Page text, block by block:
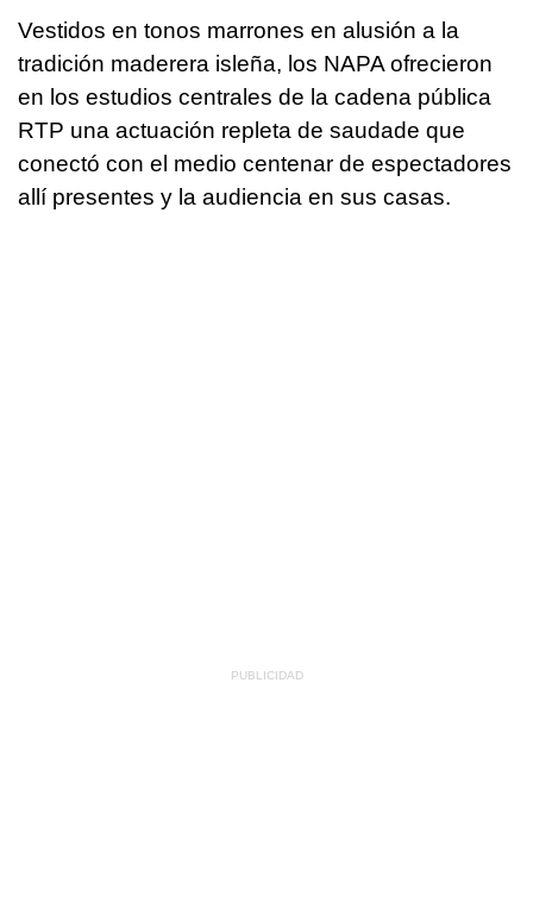
Vestidos en tonos marrones en alusión a la
tradición maderera isleña, los NAPA ofrecieron
en los estudios centrales de la cadena pública
RTP una actuación repleta de saudade que
conectó con el medio centenar de espectadores
allí presentes y la audiencia en sus casas.